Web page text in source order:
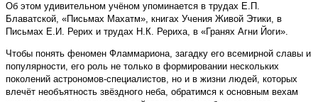
Об этом удивительном учёном упоминается в трудах Е.П.
Блаватской, «Письмах Махатм», книгах Учения Живой Этики, в
Письмах Е.И. Рерих и трудах Н.К. Рериха, в «Гранях Агни Йоги».
Чтобы понять феномен Фламмариона, загадку его всемирной славы и
популярности, его роль не только в формировании нескольких
поколений астрономов-специалистов, но и в жизни людей, которых
влечёт необъятность звёздного неба, обратимся к основным вехам